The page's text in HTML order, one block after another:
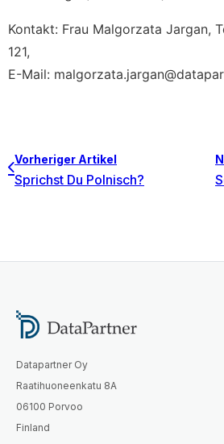
Kontakt: Frau Malgorzata Jargan,
121,
E-Mail:
Vorheriger Artikel
Sprichst Du Polnisch?
Datapartner Oy
Raatihuoneenkatu 8A
06100 Porvoo
Finland